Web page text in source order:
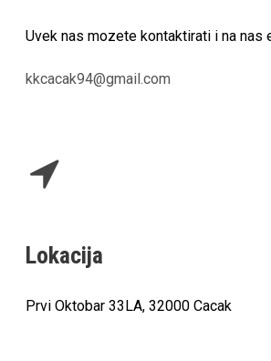
Uvek nas mozete kontaktirati i na nas
kkcacak94@gmail.com
Lokacija
Prvi Oktobar 33LA, 32000 Cacak